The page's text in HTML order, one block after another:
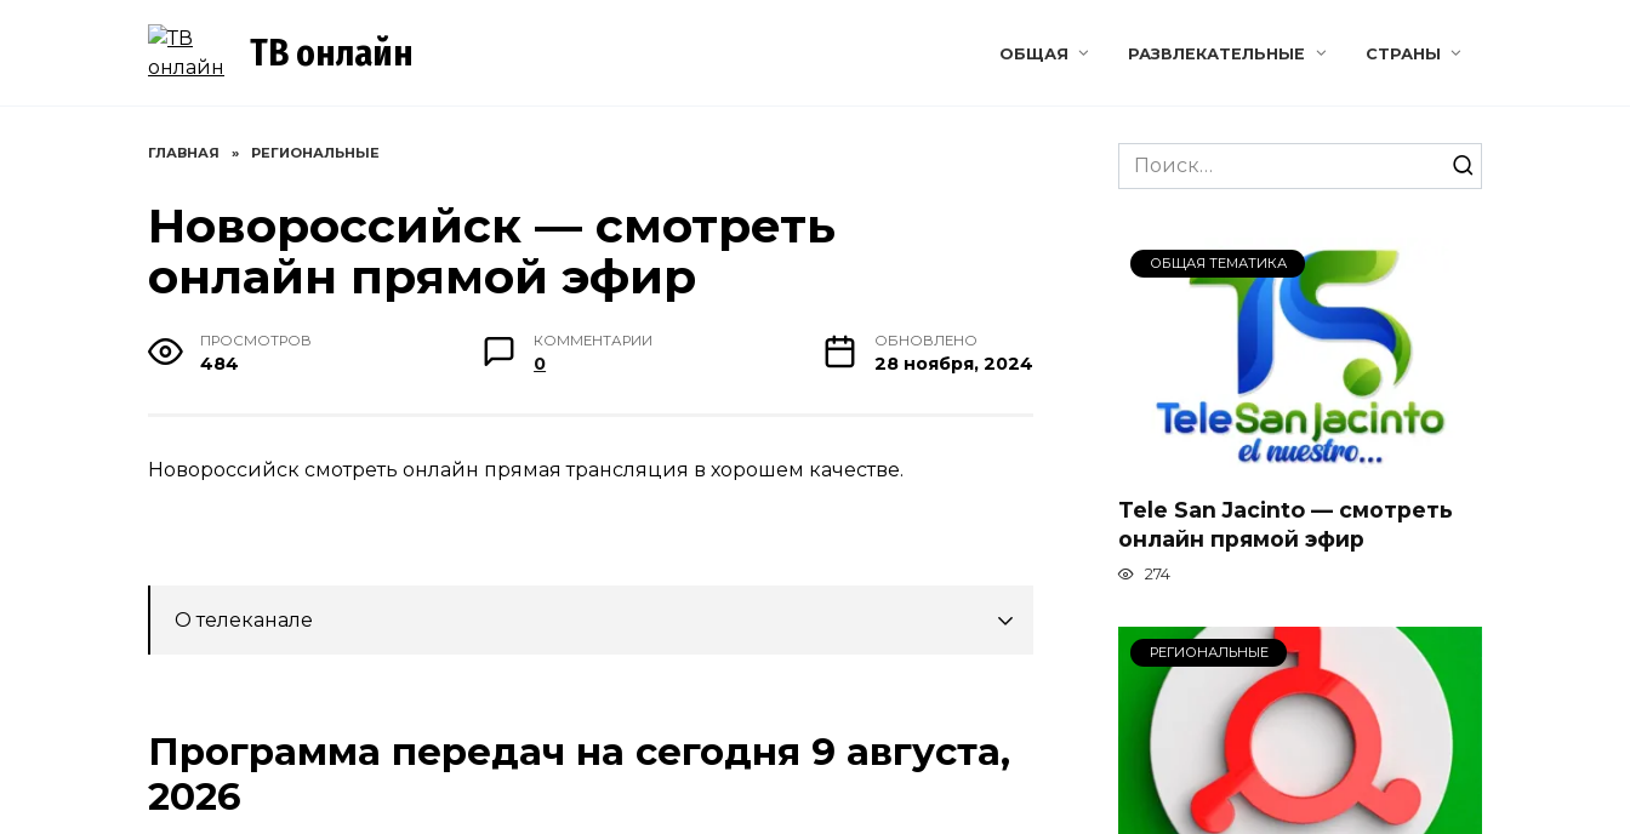
ТВ онлайн ОБЩАЯ РАЗВЛЕКАТЕЛЬНЫЕ СТРАНЫ
ГЛАВНАЯ » РЕГИОНАЛЬНЫЕ
Новороссийск — смотреть
онлайн прямой эфир
ПРОСМОТРОВ
484
КОММЕНТАРИИ
0
ОБНОВЛЕНО
28 ноября, 2024
Новороссийск смотреть онлайн прямая трансляция в хорошем качестве.
О телеканале
Программа передач на сегодня 9 августа,
2026
Search
for:
ОБЩАЯ ТЕМАТИКА
Tele San Jacinto — смотреть
онлайн прямой эфир
274
РЕГИОНАЛЬНЫЕ